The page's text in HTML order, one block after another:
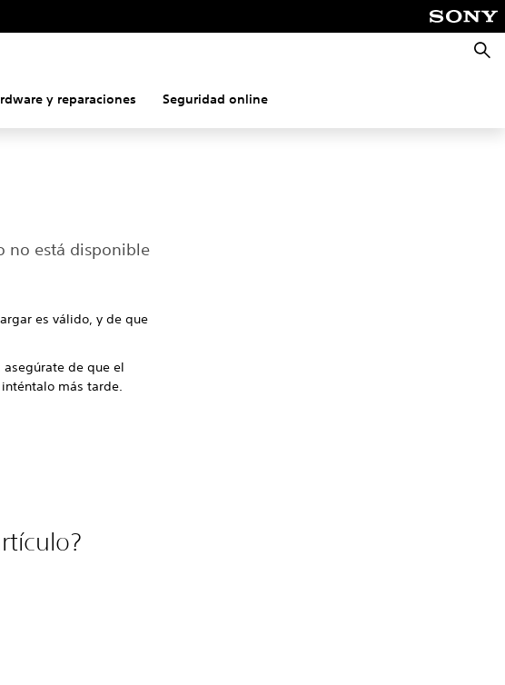
y reparaciones Seguridad online
no está disponible
es válido, y de que
de que el
más tarde.